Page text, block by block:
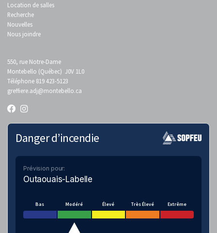
Location de salles
Recherche
Nouvelles
Nous joindre
550, rue Notre-Dame
Montebello (Québec) J0V 1L0
Téléphone 819 423-5123
greffiere.adj@montebello.ca
Danger d’incendie
Prévision pour:
Outaouais-Labelle
Bas Modéré Élevé Très Élevé Extrême